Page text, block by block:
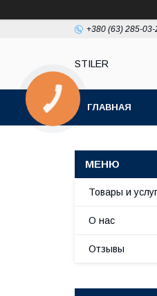
+380 (63) 285-03-
STILER
ГЛАВНАЯ
Товары и
О нас
Отзывы
КНОПКА
ЗВ'ЯЗКУ